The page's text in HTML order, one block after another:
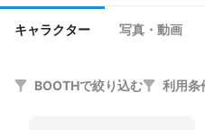
キャラクター 写真・動画
BOOTHで絞り込む 利用条